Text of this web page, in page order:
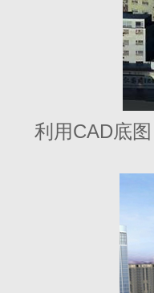
利用CAD底